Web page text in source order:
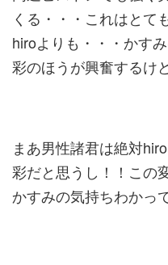
くる・・・これはとて
hiroよりも・・・かす
彩のほうが興奮するけ
まあ男性諸君は絶対
彩だと思うし！！この
かすみの気持ちわかっ